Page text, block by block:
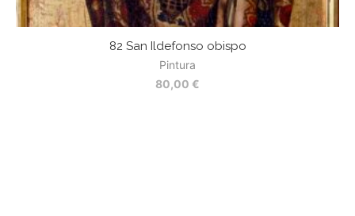
82 San Ildefonso obispo
Pintura
80,00 €